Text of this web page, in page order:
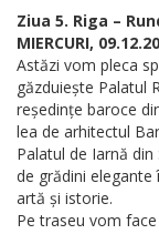
Ziua 5. Riga –
MIERCURI,
Astăzi vom pleca
găzduiește Palatul
reședințe baroce
lea de arhitectul
Palatul de Iarnă
de grădini elegante
artă și istorie.
Pe traseu vom